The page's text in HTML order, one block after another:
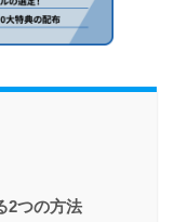
2つの方法